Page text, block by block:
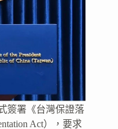
簽署《台灣保證落
Act），要求